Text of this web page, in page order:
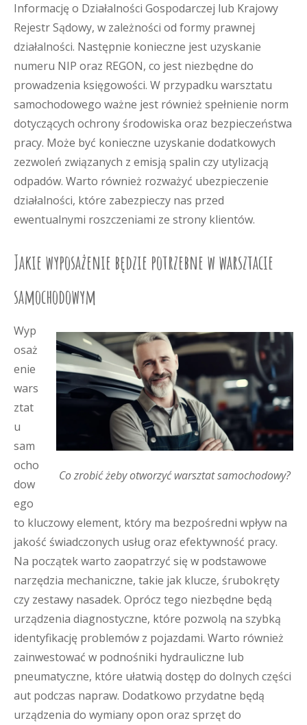
Informację o Działalności Gospodarczej lub Krajowy
Rejestr Sądowy, w zależności od formy prawnej
działalności. Następnie konieczne jest uzyskanie
numeru NIP oraz REGON, co jest niezbędne do
prowadzenia księgowości. W przypadku warsztatu
samochodowego ważne jest również spełnienie norm
dotyczących ochrony środowiska oraz bezpieczeństwa
pracy. Może być konieczne uzyskanie dodatkowych
zezwoleń związanych z emisją spalin czy utylizacją
odpadów. Warto również rozważyć ubezpieczenie
działalności, które zabezpieczy nas przed
ewentualnymi roszczeniami ze strony klientów.
Jakie wyposażenie będzie potrzebne w warsztacie
samochodowym
Co zrobić żeby otworzyć warsztat samochodowy?
Wyp
osaż
enie
wars
ztat
u
sam
ocho
dow
ego
to kluczowy element, który ma bezpośredni wpływ na
jakość świadczonych usług oraz efektywność pracy.
Na początek warto zaopatrzyć się w podstawowe
narzędzia mechaniczne, takie jak klucze, śrubokręty
czy zestawy nasadek. Oprócz tego niezbędne będą
urządzenia diagnostyczne, które pozwolą na szybką
identyfikację problemów z pojazdami. Warto również
zainwestować w podnośniki hydrauliczne lub
pneumatyczne, które ułatwią dostęp do dolnych części
aut podczas napraw. Dodatkowo przydatne będą
urządzenia do wymiany opon oraz sprzęt do